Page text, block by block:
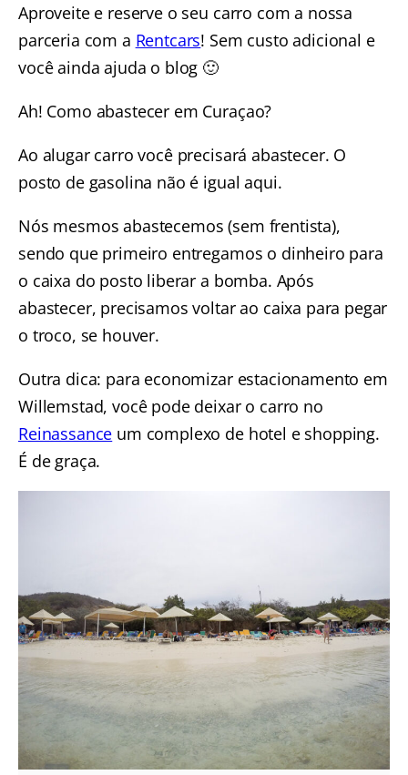
Aproveite e reserve o seu carro com a nossa
parceria com a Rentcars! Sem custo adicional e
você ainda ajuda o blog 🙂
Ah! Como abastecer em Curaçao?
Ao alugar carro você precisará abastecer. O
posto de gasolina não é igual aqui.
Nós mesmos abastecemos (sem frentista),
sendo que primeiro entregamos o dinheiro para
o caixa do posto liberar a bomba. Após
abastecer, precisamos voltar ao caixa para pegar
o troco, se houver.
Outra dica: para economizar estacionamento em
Willemstad, você pode deixar o carro no
Reinassance um complexo de hotel e shopping.
É de graça.